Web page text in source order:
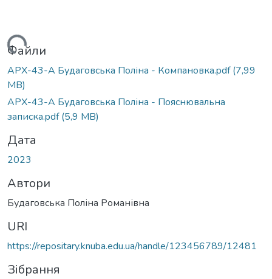
Вантажиться...
Файли
АРХ-43-А Будаговська Поліна - Компановка.pdf(7,99
MB)
АРХ-43-А Будаговська Поліна - Пояснювальна
записка.pdf(5,9 MB)
Дата
2023
Автори
Будаговська Поліна Романівна
URI
https://repositary.knuba.edu.ua/handle/123456789/12481
Зібрання